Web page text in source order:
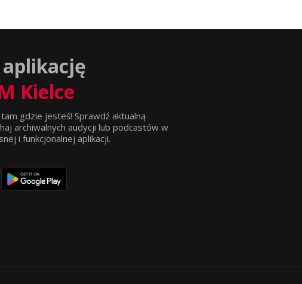
Kielce
tam gdzie jesteś! Sprawdź aktualną
archiwalnych audycji lub podcastów w
i funkcjonalnej aplikacji.